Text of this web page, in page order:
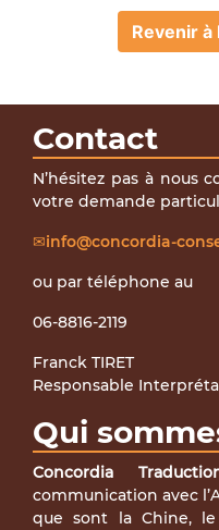
Revenir à
Contact
N’hésitez pas à nous
votre demande
info@concordia-
ou par téléphone au
06-8816-2119
Franck TIRET
Responsable
Qui
Concordia
communication avec
que sont la Chine,